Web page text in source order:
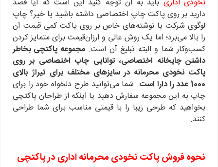
نخودی اداری باید به آن توجه کنید این است که آیا قصد
دارید بر روی پاکت چاپ اختصاصی داشته باشید یا خیر؟ چاپ
لوگوی شرکت یا نوشته‌های خاص بر روی پاکت کمی قیمت آن
را بالا می‌برد؛ اما یک روش عالی و ارزان‌قیمت برای متمایز کردن
کسب‌وکار شما و البته تبلیغ آن است.مجموعه پاکتچی بخاطر
داشتن چاپخانه اختصاصی، توانایی چاپ اختصاصی بر روی
پاکت نخودی محرمانه در سایزهای مختلف برای تیراژ بالای
1000 عدد را دارا است
. شما می‌توانید طرح دلخواه خود را برای
چاپ به این مجموعه سفارش دهید یا اینکه از طراحان پاکتچی
بخواهید که طرحی زیبا را با قیمتی مناسب برای شما طراحی
کنند.
نحوه فروش پاکت نخودی محرمانه اداری در پاکتچی